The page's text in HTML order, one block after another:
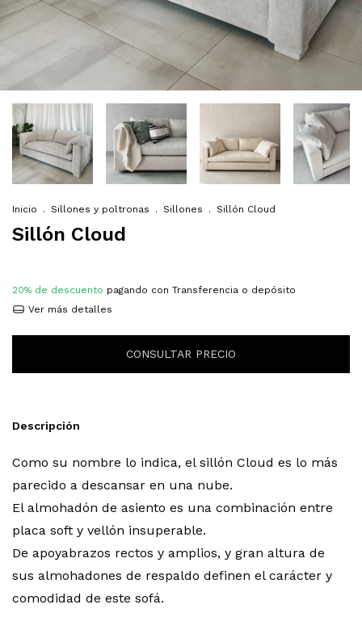
Inicio . Sillones y poltronas . Sillones . Sillón Cloud
Sillón Cloud
20% de descuento pagando con Transferencia o depósito
Ver más detalles
Descripción
Como su nombre lo indica, el sillón Cloud es lo más
parecido a descansar en una nube.
El almohadón de asiento es una combinación entre
placa soft y vellón insuperable.
De apoyabrazos rectos y amplios, y gran altura de
sus almohadones de respaldo definen el carácter y
comodidad de este sofá.